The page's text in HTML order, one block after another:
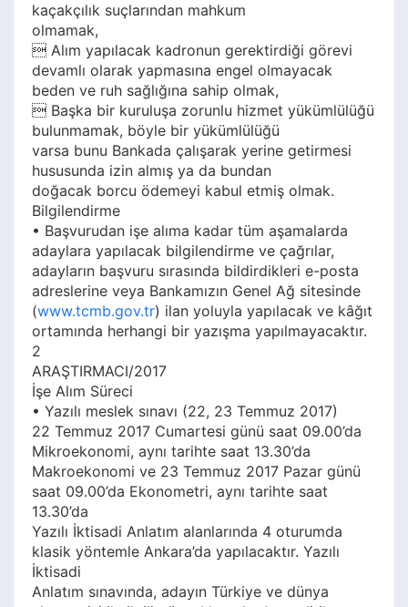
kaçakçılık suçlarından mahkum
olmamak,
 Alım yapılacak kadronun gerektirdiği görevi
devamlı olarak yapmasına engel olmayacak
beden ve ruh sağlığına sahip olmak,
 Başka bir kuruluşa zorunlu hizmet yükümlülüğü
bulunmamak, böyle bir yükümlülüğü
varsa bunu Bankada çalışarak yerine getirmesi
hususunda izin almış ya da bundan
doğacak borcu ödemeyi kabul etmiş olmak.
Bilgilendirme
• Başvurudan işe alıma kadar tüm aşamalarda
adaylara yapılacak bilgilendirme ve çağrılar,
adayların başvuru sırasında bildirdikleri e-posta
adreslerine veya Bankamızın Genel Ağ sitesinde
(www.tcmb.gov.tr) ilan yoluyla yapılacak ve kâğıt
ortamında herhangi bir yazışma yapılmayacaktır.
2
ARAŞTIRMACI/2017
İşe Alım Süreci
• Yazılı meslek sınavı (22, 23 Temmuz 2017)
22 Temmuz 2017 Cumartesi günü saat 09.00’da
Mikroekonomi, aynı tarihte saat 13.30’da
Makroekonomi ve 23 Temmuz 2017 Pazar günü
saat 09.00’da Ekonometri, aynı tarihte saat
13.30’da
Yazılı İktisadi Anlatım alanlarında 4 oturumda
klasik yöntemle Ankara’da yapılacaktır. Yazılı
İktisadi
Anlatım sınavında, adayın Türkiye ve dünya